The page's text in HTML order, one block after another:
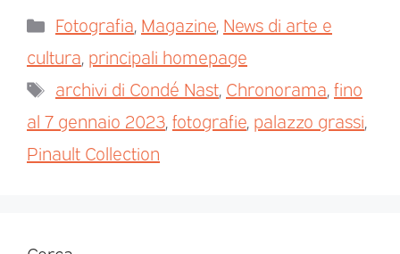
Fotografia, Magazine, News di arte e
cultura, principali homepage
archivi di Condé Nast, Chronorama,fino
al 7 gennaio 2023,fotografie, palazzo grassi,
Pinault Collection